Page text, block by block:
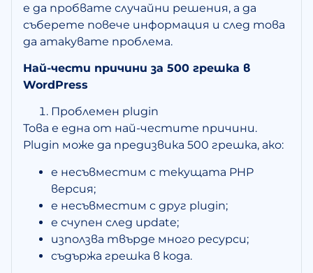
е да пробвате случайни решения, а да
съберете повече информация и след това
да атакувате проблема.
Най-чести причини за 500 грешка в
WordPress
Проблемен plugin
Това е една от най-честите причини.
Plugin може да предизвика 500 грешка, ако:
е несъвместим с текущата PHP
версия;
е несъвместим с друг plugin;
е счупен след update;
използва твърде много ресурси;
съдържа грешка в кода.